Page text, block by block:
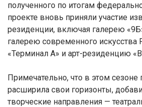
полученного по итогам
проекте вновь приняли участие
резиденции, включая галерею
галерею современного искусства
«Терминал А» и арт-резиденцию
Примечательно, что в этом сезоне
расширила свои горизонты,
творческие направления —